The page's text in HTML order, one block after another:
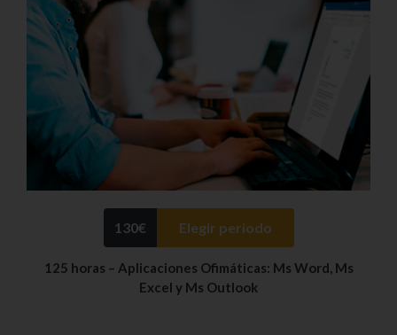
130€ Elegir periodo
125 horas – Aplicaciones Ofimáticas: Ms Word, Ms
Excel y Ms Outlook